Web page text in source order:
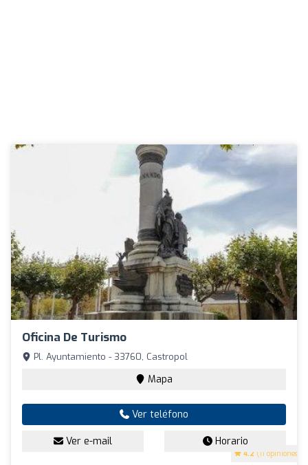
Oficina De Turismo
4.2 (11 opiniones)
Pl. Ayuntamiento - 33760, Castropol
Mapa
Ver teléfono
Ver e-mail Horario